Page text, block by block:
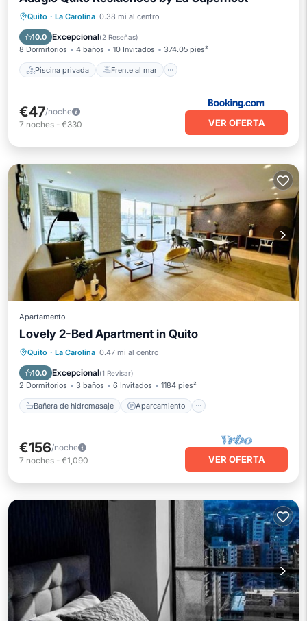
Quito · La Carolina 0.38 mi al centro
10.0 Excepcional(2 Reseñas)
8 Dormitorios 4 baños 10 Invitados 374.05 pies²
Piscina privada Frente al mar
Piscina privada
Frente al mar
Bañera de hidromasaje
€47/noche
7 noches - €330 VER OFERTA
Apartamento
Lovely 2-Bed Apartment in Quito
Quito · La Carolina 0.47 mi al centro
10.0 Excepcional(1 Revisar)
2 Dormitorios 3 baños 6 Invitados 1184 pies²
Bañera de hidromasaje Aparcamiento
Bañera de hidromasaje
Piscina
Balcón/Terraza
€156/noche
7 noches - €1,090 VER OFERTA